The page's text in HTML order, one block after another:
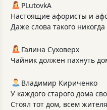
PLutоvkА
Настоящие афористы и
Даже слова такого
Галина Суховерх
Чайник должен пахнуть
Владимир Кириченко
У каждого старого дома
Стоял тот дом, всем